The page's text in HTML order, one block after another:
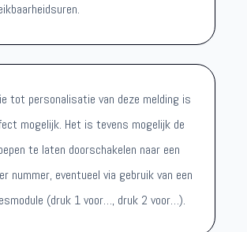
tot personalisatie van deze melding is
mogelijk. Het is tevens mogelijk de
te laten doorschakelen naar een
nummer, eventueel via gebruik van een
(druk 1 voor…, druk 2 voor…).